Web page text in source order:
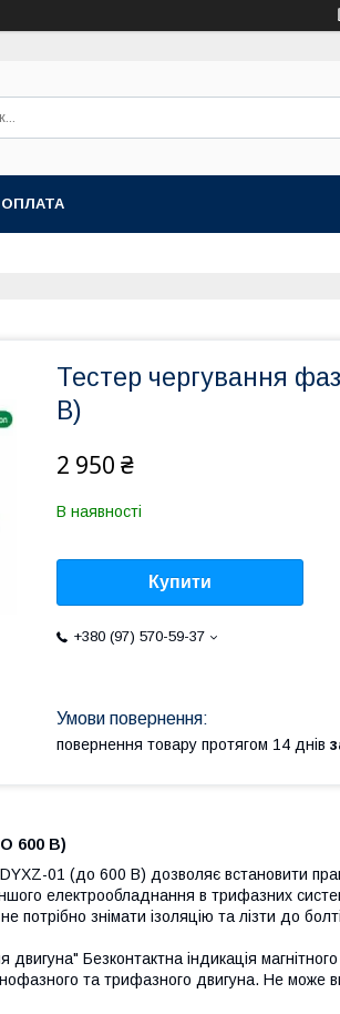
Тестер чергування
В)
2 950 ₴
В наявності
Купити
+380 (97) 570-59-37
повернення товару протягом 14 днів
600 В)
01 (до 600 В) дозволяє встановити
електрообладнання в трифазних
потрібно знімати ізоляцію та лізти до
Безконтактна індикація
та трифазного двигуна. Не може